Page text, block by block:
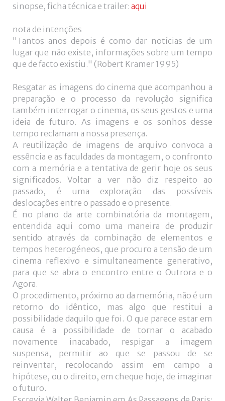
sinopse, ficha técnica e trailer: aqui
nota de intenções
"Tantos anos depois é como dar notícias de um
lugar que não existe, informações sobre um tempo
que de facto existiu." (Robert Kramer 1995)
Resgatar as imagens do cinema que acompanhou a
preparação e o processo da revolução significa
também interrogar o cinema, os seus gestos e uma
ideia de futuro. As imagens e os sonhos desse
tempo reclamam a nossa presença.
A reutilização de imagens de arquivo convoca a
essência e as faculdades da montagem, o confronto
com a memória e a tentativa de gerir hoje os seus
significados. Voltar a ver não diz respeito ao
passado, é uma exploração das possíveis
deslocações entre o passado e o presente.
É no plano da arte combinatória da montagem,
entendida aqui como uma maneira de produzir
sentido através da combinação de elementos e
tempos heterogéneos, que procuro a tensão de um
cinema reflexivo e simultaneamente generativo,
para que se abra o encontro entre o Outrora e o
Agora.
O procedimento, próximo ao da memória, não é um
retorno do idêntico, mas algo que restitui a
possibilidade daquilo que foi. O que parece estar em
causa é a possibilidade de tornar o acabado
novamente inacabado, respigar a imagem
suspensa, permitir ao que se passou de se
reinventar, recolocando assim em campo a
hipótese, ou o direito, em cheque hoje, de imaginar
o futuro.
Login
Facebook
Login
with
+